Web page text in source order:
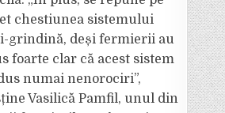
chestiunea sistemului
grindină, deși fermierii au
foarte clar că acest sistem
numai nenorociri”,
Vasilică Pamfil, unul din